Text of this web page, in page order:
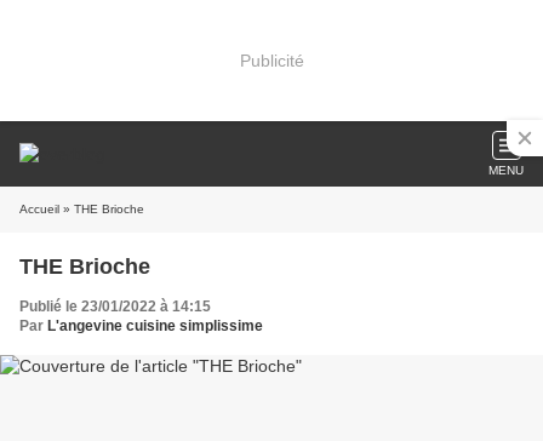
Publicité
MENU
Accueil » THE Brioche
THE Brioche
Publié le 23/01/2022 à 14:15
Par L'angevine cuisine simplissime